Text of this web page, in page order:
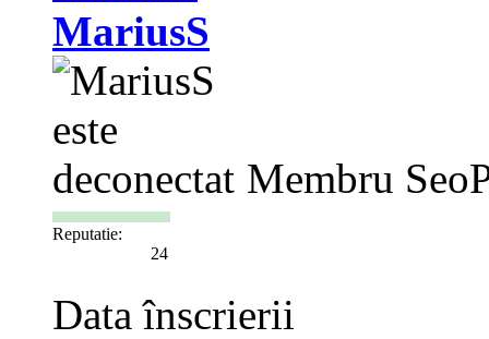
MariusS
Membru
Reputatie:
24
Data înscrierii